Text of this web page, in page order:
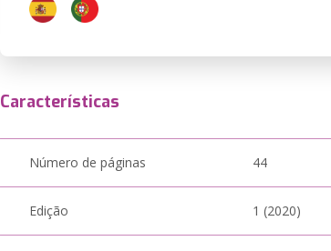
Características
Número de páginas 44
Edição 1 (2020)